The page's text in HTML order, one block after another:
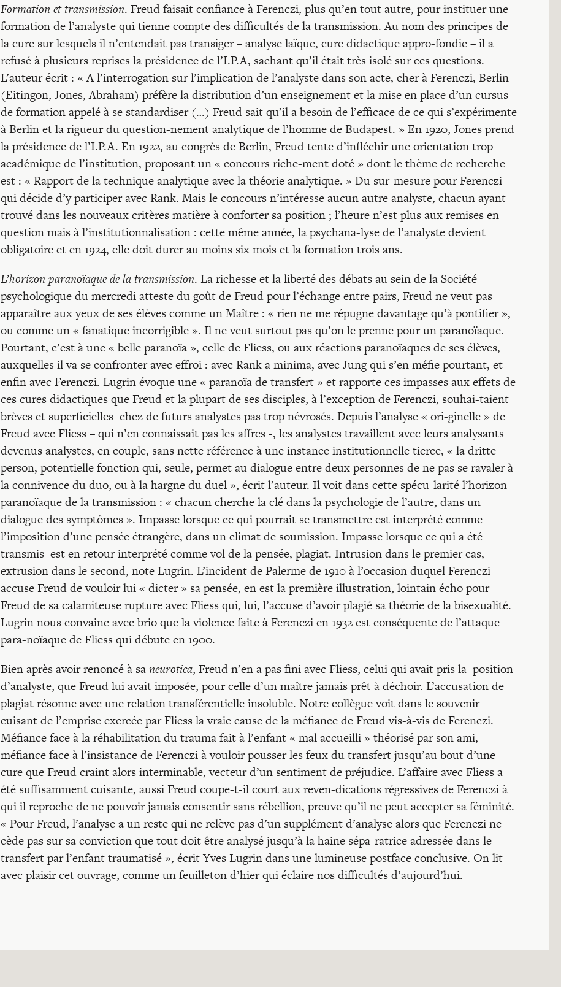
Formation et transmission. Freud faisait confiance à Ferenczi, plus qu’en tout autre, pour instituer une
formation de l’analyste qui tienne compte des difficultés de la transmission. Au nom des principes de
la cure sur lesquels il n’entendait pas transiger – analyse laïque, cure didactique appro-fondie – il a
refusé à plusieurs reprises la présidence de l’I.P.A, sachant qu’il était très isolé sur ces questions.
L’auteur écrit : « A l’interrogation sur l’implication de l’analyste dans son acte, cher à Ferenczi, Berlin
(Eitingon, Jones, Abraham) préfère la distribution d’un enseignement et la mise en place d’un cursus
de formation appelé à se standardiser (…) Freud sait qu’il a besoin de l’efficace de ce qui s’expérimente
à Berlin et la rigueur du question-nement analytique de l’homme de Budapest. » En 1920, Jones prend
la présidence de l’I.P.A. En 1922, au congrès de Berlin, Freud tente d’infléchir une orientation trop
académique de l’institution, proposant un « concours riche-ment doté » dont le thème de recherche
est : « Rapport de la technique analytique avec la théorie analytique. » Du sur-mesure pour Ferenczi
qui décide d’y participer avec Rank. Mais le concours n’intéresse aucun autre analyste, chacun ayant
trouvé dans les nouveaux critères matière à conforter sa position ; l’heure n’est plus aux remises en
question mais à l’institutionnalisation : cette même année, la psychana-lyse de l’analyste devient
obligatoire et en 1924, elle doit durer au moins six mois et la formation trois ans.
L’horizon paranoïaque de la transmission. La richesse et la liberté des débats au sein de la Société
psychologique du mercredi atteste du goût de Freud pour l’échange entre pairs, Freud ne veut pas
apparaître aux yeux de ses élèves comme un Maître : « rien ne me répugne davantage qu’à pontifier »,
ou comme un « fanatique incorrigible ». Il ne veut surtout pas qu’on le prenne pour un paranoïaque.
Pourtant, c’est à une « belle paranoïa », celle de Fliess, ou aux réactions paranoïaques de ses élèves,
auxquelles il va se confronter avec effroi : avec Rank a minima, avec Jung qui s’en méfie pourtant, et
enfin avec Ferenczi. Lugrin évoque une « paranoïa de transfert » et rapporte ces impasses aux effets de
ces cures didactiques que Freud et la plupart de ses disciples, à l’exception de Ferenczi, souhai-taient
brèves et superficielles chez de futurs analystes pas trop névrosés. Depuis l’analyse « ori-ginelle » de
Freud avec Fliess – qui n’en connaissait pas les affres -, les analystes travaillent avec leurs analysants
devenus analystes, en couple, sans nette référence à une instance institutionnelle tierce, « la dritte
person, potentielle fonction qui, seule, permet au dialogue entre deux personnes de ne pas se ravaler à
la connivence du duo, ou à la hargne du duel », écrit l’auteur. Il voit dans cette spécu-larité l’horizon
paranoïaque de la transmission : « chacun cherche la clé dans la psychologie de l’autre, dans un
dialogue des symptômes ». Impasse lorsque ce qui pourrait se transmettre est interprété comme
l’imposition d’une pensée étrangère, dans un climat de soumission. Impasse lorsque ce qui a été
transmis est en retour interprété comme vol de la pensée, plagiat. Intrusion dans le premier cas,
extrusion dans le second, note Lugrin. L’incident de Palerme de 1910 à l’occasion duquel Ferenczi
accuse Freud de vouloir lui « dicter » sa pensée, en est la première illustration, lointain écho pour
Freud de sa calamiteuse rupture avec Fliess qui, lui, l’accuse d’avoir plagié sa théorie de la bisexualité.
Lugrin nous convainc avec brio que la violence faite à Ferenczi en 1932 est conséquente de l’attaque
para-noïaque de Fliess qui débute en 1900.
Bien après avoir renoncé à saneurotica, Freud n’en a pas fini avec Fliess, celui qui avait pris la position
d’analyste, que Freud lui avait imposée, pour celle d’un maître jamais prêt à déchoir. L’accusation de
plagiat résonne avec une relation transférentielle insoluble. Notre collègue voit dans le souvenir
cuisant de l’emprise exercée par Fliess la vraie cause de la méfiance de Freud vis-à-vis de Ferenczi.
Méfiance face à la réhabilitation du trauma fait à l’enfant « mal accueilli » théorisé par son ami,
méfiance face à l’insistance de Ferenczi à vouloir pousser les feux du transfert jusqu’au bout d’une
cure que Freud craint alors interminable, vecteur d’un sentiment de préjudice. L’affaire avec Fliess a
été suffisamment cuisante, aussi Freud coupe-t-il court aux reven-dications régressives de Ferenczi à
qui il reproche de ne pouvoir jamais consentir sans rébellion, preuve qu’il ne peut accepter sa féminité.
« Pour Freud, l’analyse a un reste qui ne relève pas d’un supplément d’analyse alors que Ferenczi ne
cède pas sur sa conviction que tout doit être analysé jusqu’à la haine sépa-ratrice adressée dans le
transfert par l’enfant traumatisé », écrit Yves Lugrin dans une lumineuse postface conclusive. On lit
avec plaisir cet ouvrage, comme un feuilleton d’hier qui éclaire nos difficultés d’aujourd’hui.